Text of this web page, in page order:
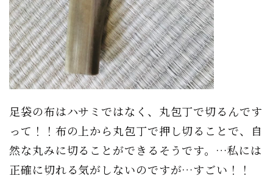
足袋の布はハサミではなく、丸包丁で切るんです
って！！布の上から丸包丁で押し切ることで、自
然な丸みに切ることができるそうです。…私には
正確に切れる気がしないのですが…すごい！！